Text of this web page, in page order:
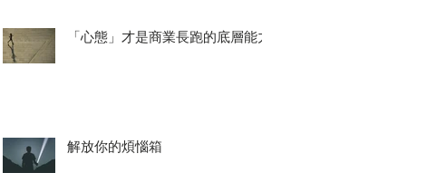
「心態」才是商業長跑的底層能力
解放你的煩惱箱